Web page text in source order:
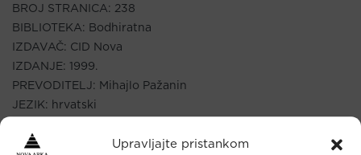
Upravljajte pristankom
BROJ STRANICA: 238
BIBLIOTEKA: Bodhiratna
IZDAVAČ: CID Nova
IZDANJE: 1999.
PREVODITELJ: Mihajlo Pažanin
JEZIK: hrvatski